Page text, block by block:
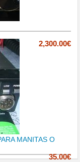
2,300.00€
MANITAS O
35.00€